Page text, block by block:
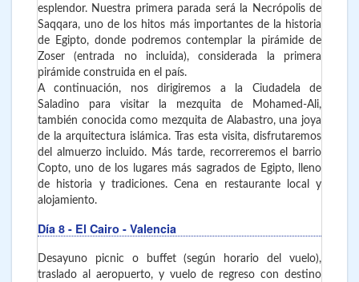
esplendor. Nuestra primera parada será la Necrópolis de
Saqqara, uno de los hitos más importantes de la historia
de Egipto, donde podremos contemplar la pirámide de
Zoser (entrada no incluida), considerada la primera
pirámide construida en el país.
A continuación, nos dirigiremos a la Ciudadela de
Saladino para visitar la mezquita de Mohamed-Ali,
también conocida como mezquita de Alabastro, una joya
de la arquitectura islámica. Tras esta visita, disfrutaremos
del almuerzo incluido. Más tarde, recorreremos el barrio
Copto, uno de los lugares más sagrados de Egipto, lleno
de historia y tradiciones. Cena en restaurante local y
alojamiento.
Día 8 - El Cairo - Valencia
Desayuno picnic o buffet (según horario del vuelo),
traslado al aeropuerto, y vuelo de regreso con destino